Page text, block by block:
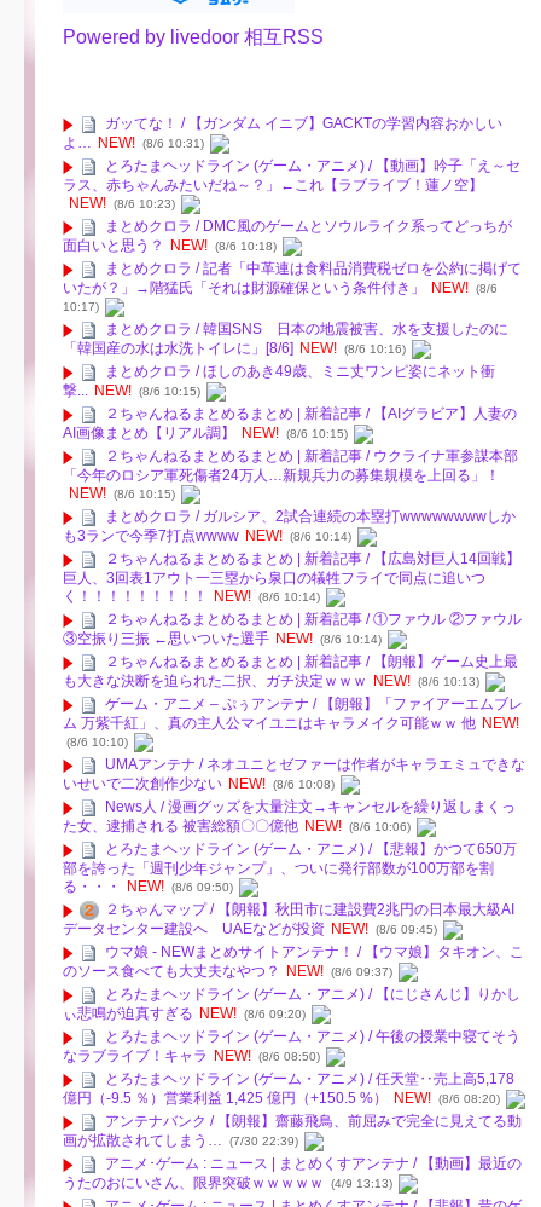
Powered by livedoor 相互RSS
ガッてな！ / 【ガンダム イニブ】GACKTの学習内容おかしい
よ… NEW! (8/6 10:31)
とろたまヘッドライン (ゲーム・アニメ) / 【動画】吟子「え～セ
ラス、赤ちゃんみたいだね～？」←これ【ラブライブ！蓮ノ空】
NEW! (8/6 10:23)
まとめクロラ / DMC風のゲームとソウルライク系ってどっちが
面白いと思う？
NEW! (8/6 10:18)
まとめクロラ / 記者「中革連は食料品消費税ゼロを公約に掲げて
いたが？」→階猛氏「それは財源確保という条件付き」
NEW! (8/6
10:17)
まとめクロラ / 韓国SNS 日本の地震被害、水を支援したのに
「韓国産の水は水洗トイレに」[8/6] NEW! (8/6 10:16)
まとめクロラ / ほしのあき49歳、ミニ丈ワンピ姿にネット衝
撃... NEW! (8/6 10:15)
２ちゃんねるまとめるまとめ | 新着記事 / 【AIグラビア】人妻の
AI画像まとめ【リアル調】
NEW! (8/6 10:15)
２ちゃんねるまとめるまとめ | 新着記事 / ウクライナ軍参謀本部
「今年のロシア軍死傷者24万人…新規兵力の募集規模を上回る」！
NEW! (8/6 10:15)
まとめクロラ / ガルシア、2試合連続の本塁打wwwwwwwwしか
も3ランで今季7打点wwww NEW! (8/6 10:14)
２ちゃんねるまとめるまとめ | 新着記事 / 【広島対巨人14回戦】
巨人、3回表1アウト一三塁から泉口の犠牲フライで同点に追いつ
く！！！！！！！！！
NEW! (8/6 10:14)
２ちゃんねるまとめるまとめ | 新着記事 / ①ファウル ②ファウル
③空振り三振 ←思いついた選手 NEW! (8/6 10:14)
２ちゃんねるまとめるまとめ | 新着記事 / 【朗報】ゲーム史上最
も大きな決断を迫られた二択、ガチ決定ｗｗｗ
NEW! (8/6 10:13)
ゲーム・アニメ – ぷぅアンテナ / 【朗報】「ファイアーエムブレ
ム 万紫千紅」、真の主人公マイユニはキャラメイク可能ｗｗ 他 NEW!
(8/6 10:10)
UMAアンテナ / ネオユニとゼファーは作者がキャラエミュできな
いせいで二次創作少ない NEW! (8/6 10:08)
News人 / 漫画グッズを大量注文→キャンセルを繰り返しまくっ
た女、逮捕される 被害総額〇〇億他 NEW! (8/6 10:06)
とろたまヘッドライン (ゲーム・アニメ) / 【悲報】かつて650万
部を誇った「週刊少年ジャンプ」、ついに発行部数が100万部を割
る・・・
NEW! (8/6 09:50)
２ちゃんマップ / 【朗報】秋田市に建設費2兆円の日本最大級AI
データセンター建設へ UAEなどが投資 NEW! (8/6 09:45)
ウマ娘 - NEWまとめサイトアンテナ！ / 【ウマ娘】タキオン、こ
のソース食べても大丈夫なやつ？
NEW! (8/6 09:37)
とろたまヘッドライン (ゲーム・アニメ) / 【にじさんじ】りかし
ぃ悲鳴が迫真すぎる NEW! (8/6 09:20)
とろたまヘッドライン (ゲーム・アニメ) / 午後の授業中寝てそう
なラブライブ！キャラ
NEW! (8/6 08:50)
とろたまヘッドライン (ゲーム・アニメ) / 任天堂‥売上高5,178
億円（-9.5 ％）営業利益 1,425 億円（+150.5 %）
NEW! (8/6 08:20)
アンテナバンク / 【朗報】齋藤飛鳥、前屈みで完全に見えてる動
画が拡散されてしまう…
(7/30 22:39)
アニメ･ゲーム : ニュース | まとめくすアンテナ / 【動画】最近の
うたのおにいさん、限界突破ｗｗｗｗｗ
(4/9 13:13)